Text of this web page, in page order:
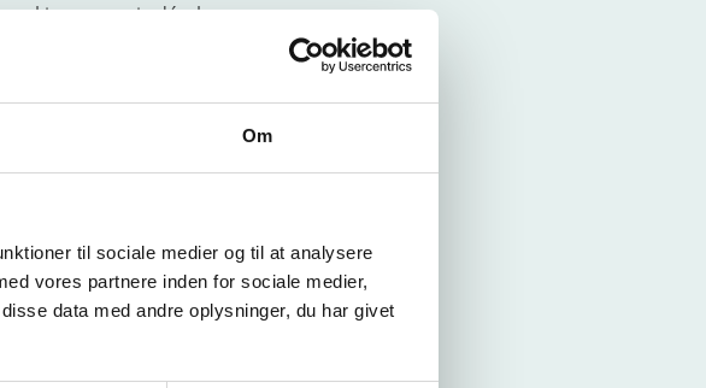
Om
til sociale medier og til at analysere
vores partnere inden for sociale medier,
data med andre oplysninger, du har givet
præcis dér, hvor
Hvis du også arbejder
løsninger under
generatorer
produkter underolie. Og
du gå til